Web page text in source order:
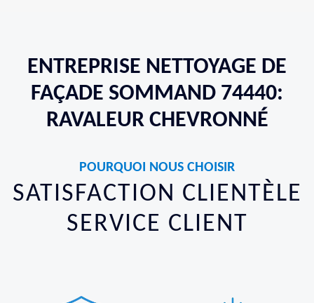
ENTREPRISE NETTOYAGE DE
FAÇADE SOMMAND 74440:
RAVALEUR CHEVRONNÉ
POURQUOI NOUS CHOISIR
SATISFACTION CLIENTÈLE
SERVICE CLIENT